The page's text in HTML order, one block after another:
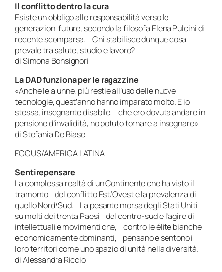
Il conflitto dentro la cura
Esiste un obbligo alle responsabilità verso le
generazioni future, secondo la filosofa Elena Pulcini di
recente scomparsa. Chi stabilisce dunque cosa
prevale tra salute, studio e lavoro?
di Simona Bonsignori
La DAD funziona per le ragazzine
«Anche le alunne, più restie all’uso delle nuove
tecnologie, quest’anno hanno imparato molto. E io
stessa, insegnante disabile, che ero dovuta andare in
pensione d’invalidità, ho potuto tornare a insegnare»
di Stefania De Biase
FOCUS/AMERICA LATINA
Sentirepensare
La complessa realtà di un Continente che ha visto il
tramonto del conflitto Est/Ovest e la prevalenza di
quello Nord/Sud. La pesante morsa degli Stati Uniti
su molti dei trenta Paesi del centro-sud e l’agire di
intellettuali e movimenti che, contro le élite bianche
economicamente dominanti, pensano e sentono i
loro territori come uno spazio di unità nella diversità.
di Alessandra Riccio